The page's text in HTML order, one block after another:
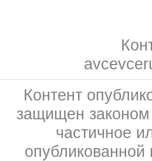
Контент
защищен
частичное